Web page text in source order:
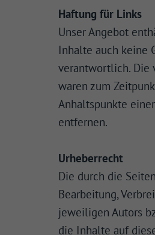
Haftung für Links
Unser Angebot
Inhalte auch keine
verantwortlich. Die
waren zum
Anhaltspunkte
entfernen.
Urheberrecht
Die durch die
Bearbeitung,
jeweiligen Autors
die Inhalte auf